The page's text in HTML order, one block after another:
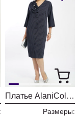
Платье AlaniCollection 2601 синий в полоску
Размеры: